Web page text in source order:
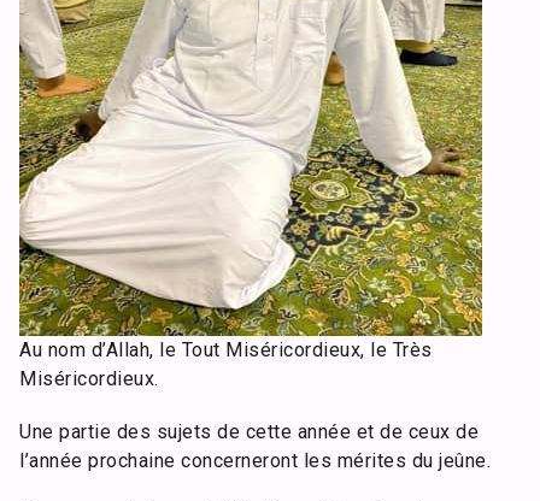
Au nom d’Allah, le Tout Miséricordieux, le Très
Miséricordieux.
Une partie des sujets de cette année et de ceux de
l’année prochaine concerneront les mérites du jeûne.